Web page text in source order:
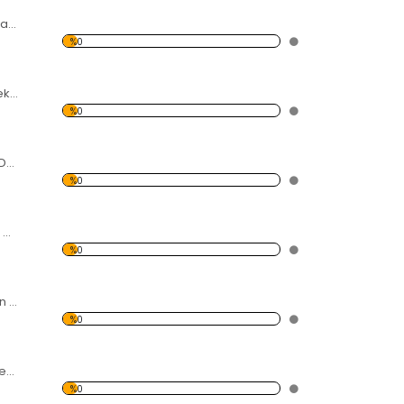
Kalp Desen Dekoratif Saat
%0
Çiçekler Desen Dekoratif Saat
%0
Mavi-Yeşil Desen Dekoratif Saat
%0
Kelebekler Desen Dekoratif Saat
%0
Renkli Çiçek Desen Dekoratif Saat
%0
Kelebekler ve Çiçek Desen Dekoratif Saat
%0